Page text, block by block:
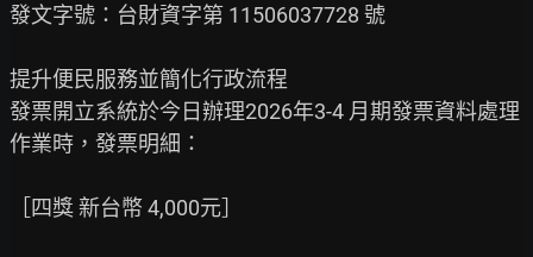
發文字號：台財資字第 11506037728 號
提升便民服務並簡化行政流程
發票開立系統於今日辦理2026年3-4 月期發票資料處理
作業時，發票明細：
［四獎 新台幣 4,000元］